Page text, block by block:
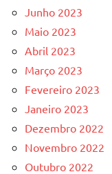
Junho 2023
Maio 2023
Abril 2023
Março 2023
Fevereiro 2023
Janeiro 2023
Dezembro 2022
Novembro 2022
Outubro 2022